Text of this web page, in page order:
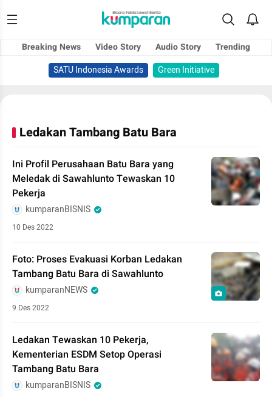
Breaking News Video Story Audio Story
Trending
SATU Indonesia Awards
Green Initiative
Ledakan Tambang Batu Bara
Ini Profil Perusahaan Batu Bara yang
Meledak di Sawahlunto Tewaskan 10
Pekerja
kumparanBISNIS
10 Des 2022
Foto: Proses Evakuasi Korban Ledakan
Tambang Batu Bara di Sawahlunto
kumparanNEWS
9 Des 2022
Ledakan Tewaskan 10 Pekerja,
Kementerian ESDM Setop Operasi
Tambang Batu Bara
kumparanBISNIS